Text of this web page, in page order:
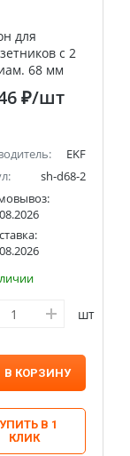
для
c 2
68 мм
₽/шт
EKF
sh-d68-2
шт
В КОРЗИНУ
В 1
КЛИК